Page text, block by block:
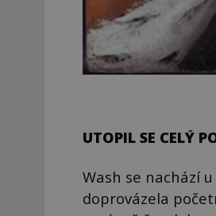
UTOPIL SE CELÝ
Wash se nachází
doprovázela